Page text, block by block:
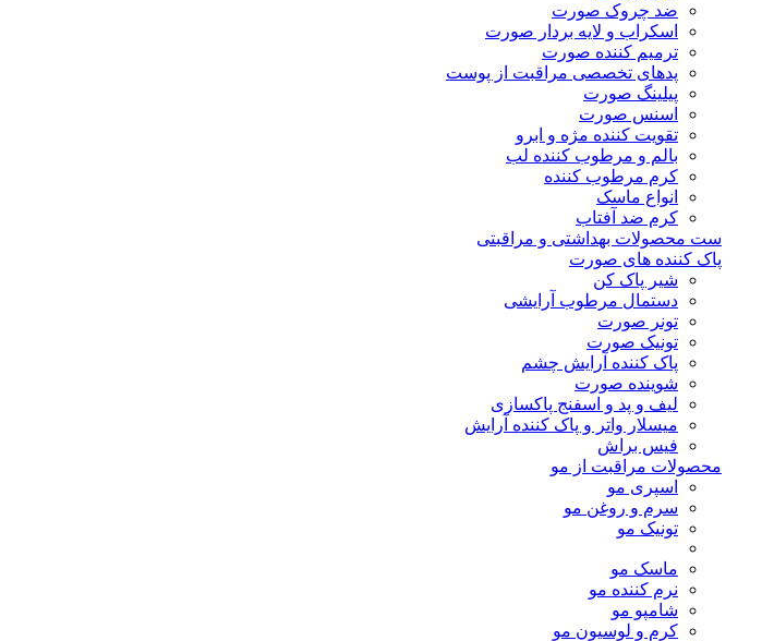
ضد چروک صورت
اسکراب و لایه بردار صورت
ترمیم کننده صورت
پدهای تخصصی مراقبت از پوست
پیلینگ صورت
اسنس صورت
تقویت کننده مژه و ابرو
بالم و مرطوب کننده لب
کرم مرطوب کننده
انواع ماسک
کرم ضد آفتاب
ست محصولات بهداشتی و مراقبتی
پاک کننده های صورت
شیر پاک کن
دستمال مرطوب آرایشی
تونر صورت
تونیک صورت
پاک کننده آرایش چشم
شوینده صورت
لیف و پد و اسفنج پاکسازی
میسلار واتر و پاک کننده آرایش
فیس براش
محصولات مراقبت از مو
اسپری مو
سرم و روغن مو
تونیک مو
ماسک مو
نرم کننده مو
شامپو مو
کرم و لوسیون مو